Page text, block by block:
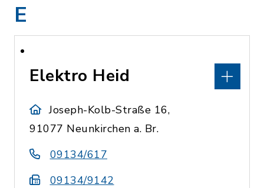
E
Elektro Heid
Joseph-Kolb-Straße 16,
91077 Neunkirchen a. Br.
09134/617
09134/9142